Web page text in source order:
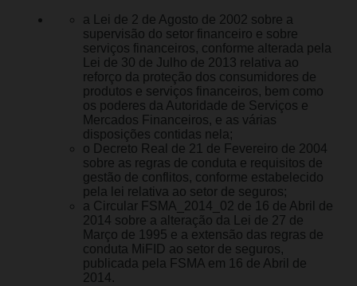
a Lei de 2 de Agosto de 2002 sobre a
supervisão do setor financeiro e sobre
serviços financeiros, conforme alterada pela
Lei de 30 de Julho de 2013 relativa ao
reforço da proteção dos consumidores de
produtos e serviços financeiros, bem como
os poderes da Autoridade de Serviços e
Mercados Financeiros, e as várias
disposições contidas nela;
o Decreto Real de 21 de Fevereiro de 2004
sobre as regras de conduta e requisitos de
gestão de conflitos, conforme estabelecido
pela lei relativa ao setor de seguros;
a Circular FSMA_2014_02 de 16 de Abril de
2014 sobre a alteração da Lei de 27 de
Março de 1995 e a extensão das regras de
conduta MiFID ao setor de seguros,
publicada pela FSMA em 16 de Abril de
2014.